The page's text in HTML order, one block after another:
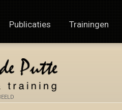
Publicaties Trainingen